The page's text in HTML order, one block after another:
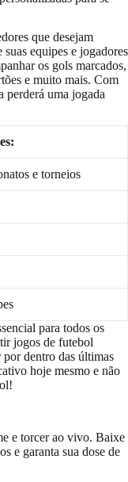
que desejam
suas equipes e jogadores
os gols marcados,
e muito mais. Com
perderá uma jogada
e torneios
para todos os
jogos de futebol
dentro das últimas
hoje mesmo e não
e torcer ao vivo. Baixe
e garanta sua dose de